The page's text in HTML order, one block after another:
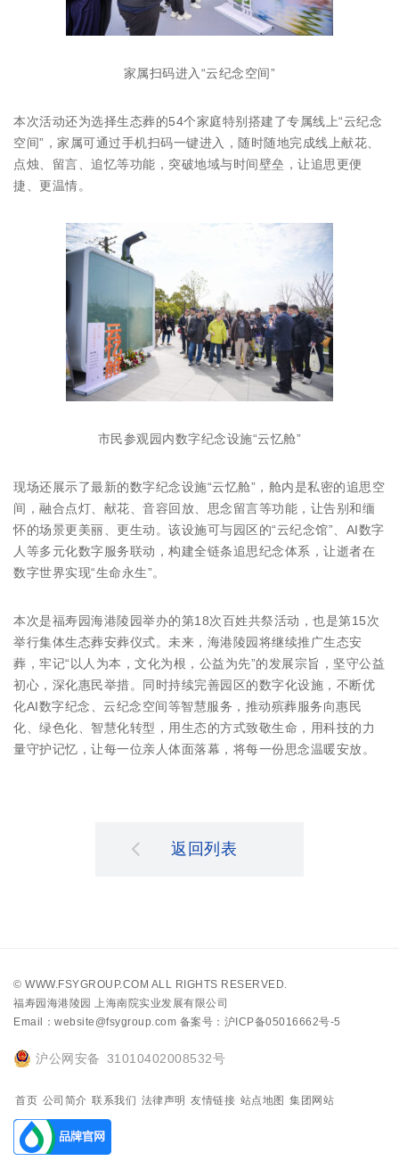
家属扫码进入“云纪念空间”
本次活动还为选择生态葬的54个家庭特别搭建了专属线上“云纪念
空间”，家属可通过手机扫码一键进入，随时随地完成线上献花、
点烛、留言、追忆等功能，突破地域与时间壁垒，让追思更便
捷、更温情。
市民参观园内数字纪念设施“云忆舱”
现场还展示了最新的数字纪念设施“云忆舱”，舱内是私密的追思空
间，融合点灯、献花、音容回放、思念留言等功能，让告别和缅
怀的场景更美丽、更生动。该设施可与园区的“云纪念馆”、AI数字
人等多元化数字服务联动，构建全链条追思纪念体系，让逝者在
数字世界实现“生命永生”。
本次是福寿园海港陵园举办的第18次百姓共祭活动，也是第15次
举行集体生态葬安葬仪式。未来，海港陵园将继续推广生态安
葬，牢记“以人为本，文化为根，公益为先”的发展宗旨，坚守公益
初心，深化惠民举措。同时持续完善园区的数字化设施，不断优
化AI数字纪念、云纪念空间等智慧服务，推动殡葬服务向惠民
化、绿色化、智慧化转型，用生态的方式致敬生命，用科技的力
量守护记忆，让每一位亲人体面落幕，将每一份思念温暖安放。
返回列表
© WWW.FSYGROUP.COM ALL RIGHTS RESERVED.
福寿园海港陵园 上海南院实业发展有限公司
Email：website@fsygroup.com 备案号：沪ICP备05016662号-5
沪公网安备 31010402008532号
首页 公司简介 联系我们 法律声明 友情链接 站点地图 集团网站